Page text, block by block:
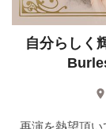
自分らしく